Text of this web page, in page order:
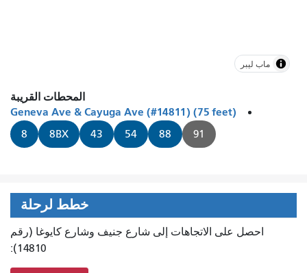
ماب ليبر
المحطات القريبة
Geneva Ave & Cayuga Ave (#14811) (75 feet)
8 8BX 43 54 88 91
خطط لرحلة
احصل على الاتجاهات إلى شارع جنيف وشارع كايوغا (رقم
14810):